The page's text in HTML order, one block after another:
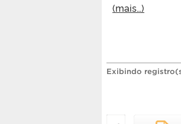
(mais…)
Exibindo